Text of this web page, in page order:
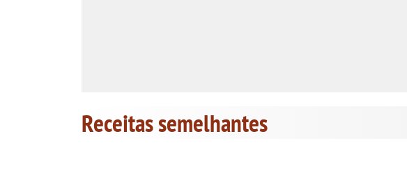
Receitas semelhantes